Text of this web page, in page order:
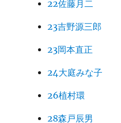
22佐藤月二
23吉野源三郎
23岡本直正
24大庭みな子
26植村環
28森戸辰男